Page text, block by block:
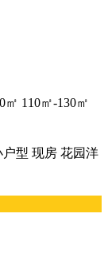
㎡ 110㎡-130㎡
户型 现房 花园洋